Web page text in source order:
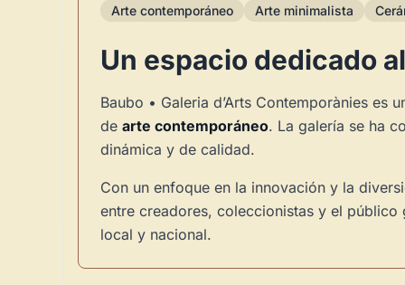
Arte contemporáneo Arte minimalista
Un espacio dedicado
Baubo • Galeria d’Arts Contemporànies
de arte contemporáneo. La galería se ha
dinámica y de calidad.
Con un enfoque en la innovación y la
entre creadores, coleccionistas y el
local y nacional.